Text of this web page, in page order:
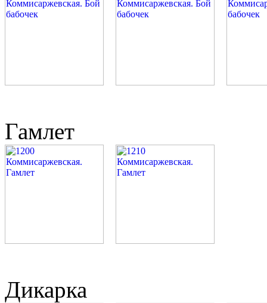
Гамлет
Дикарка